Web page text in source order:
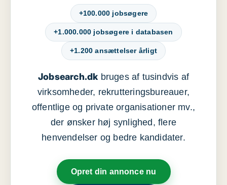
+100.000 jobsøgere
+1.000.000 jobsøgere i databasen
+1.200 ansættelser årligt
Jobsearch.dkbruges af tusindvis af
virksomheder, rekrutteringsbureauer,
offentlige og private organisationer mv.,
der ønsker høj synlighed, flere
henvendelser og bedre kandidater.
Opret din annonce nu